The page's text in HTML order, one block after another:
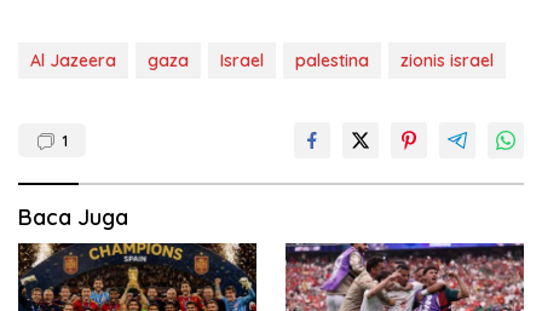
Al Jazeera gaza Israel palestina zionis israel
1
Baca Juga